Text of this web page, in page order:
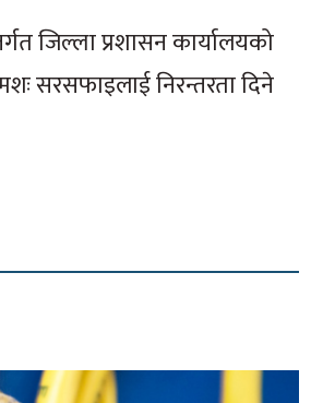
जिल्ला प्रशासन कार्यालयको
सरसफाइलाई निरन्तरता दिने